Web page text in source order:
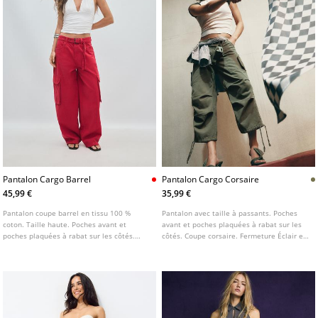
Pantalon Cargo Barrel
45,99 €
Pantalon coupe barrel en tissu 100 %
coton. Taille haute. Poches avant et
poches plaquées à rabat sur les côtés.
Pantalon Cargo Corsaire
35,99 €
Pantalon avec taille à passants. Poches
avant et poches plaquées à rabat sur les
côtés. Coupe corsaire. Fermeture Éclair et